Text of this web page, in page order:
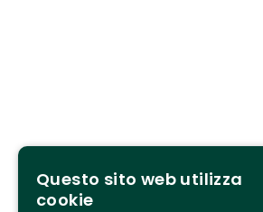
Questo sito web utilizza
cookie